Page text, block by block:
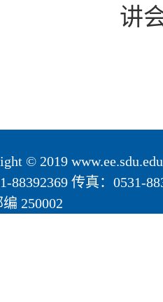
讲
© 2019
88392369 传真：0531-
250002